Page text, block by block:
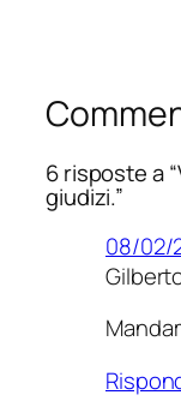
6 risposte a
giudizi.”
08/02/